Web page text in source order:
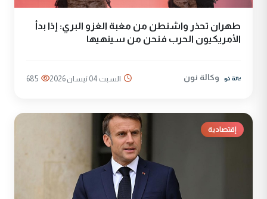
طهران تحذر واشنطن من مغبة الغزو البري: إذا بدأ
الأمريكيون الحرب فنحن من سينهيها
وكالة نون السبت 04 نيسان 2026 685
إقتصادية